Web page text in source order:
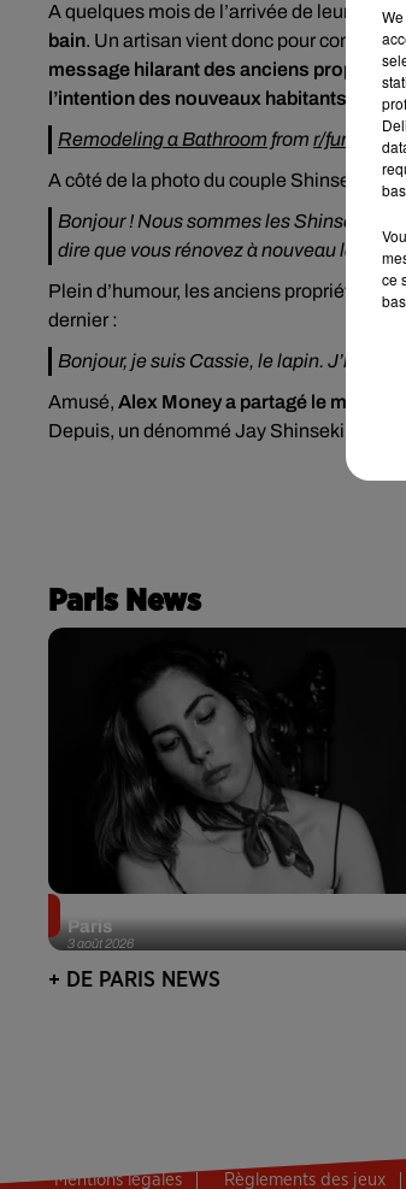
A quelques mois de l’arrivée de leur
bain. Un artisan vient donc pour
message hilarant des anciens
l’intention des nouveaux habitants
Remodeling a Bathroom from r/funny
A côté de la photo du couple Shinseki, un
Bonjour ! Nous sommes les Shinseki !
dire que vous rénovez à nouveau la
Plein d’humour, les anciens
dernier :
Bonjour, je suis Cassie, le lapin.
Amusé, Alex Money a partagé le
Depuis, un dénommé Jay Shinseki a
Paris News
3 août 2026
Paris
+ DE PARIS NEWS
Mentions légales Règlements des jeux
ce